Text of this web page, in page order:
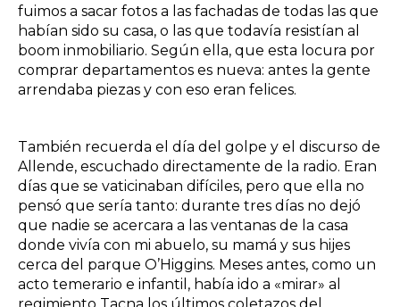
fuimos a sacar fotos a las fachadas de todas las que
habían sido su casa, o las que todavía resistían al
boom inmobiliario. Según ella, que esta locura por
comprar departamentos es nueva: antes la gente
arrendaba piezas y con eso eran felices.
También recuerda el día del golpe y el discurso de
Allende, escuchado directamente de la radio. Eran
días que se vaticinaban difíciles, pero que ella no
pensó que sería tanto: durante tres días no dejó
que nadie se acercara a las ventanas de la casa
donde vivía con mi abuelo, su mamá y sus hijes
cerca del parque O’Higgins. Meses antes, como un
acto temerario e infantil, había ido a «mirar» al
regimiento Tacna los últimos coletazos del